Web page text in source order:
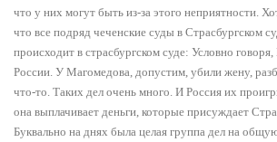
что у них могут быть из-за этого неприятности.
что все подряд чеченские суды в Страсбургском
происходит в страсбургском суде: Условно
России. У Магомедова, допустим, убили жену,
что-то. Таких дел очень много. И Россия их
она выплачивает деньги, которые присуждает
Буквально на днях была целая группа дел на